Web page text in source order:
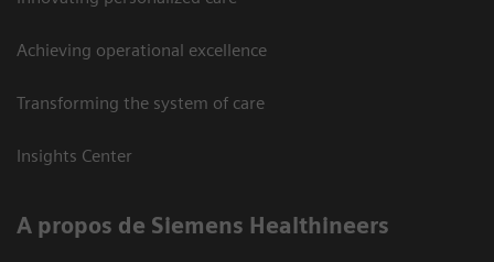
Achieving operational excellence
Transforming the system of care
Insights Center
A propos de Siemens Healthineers